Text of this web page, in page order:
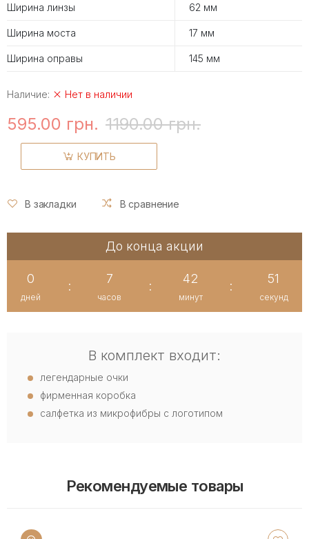
Ширина линзы 62 мм
Ширина моста 17 мм
Ширина оправы 145 мм
Наличие: Нет в наличии
595.00 грн. 1190.00 грн.
КУПИТЬ
В закладки В сравнение
До конца акции
0
дней
:
7
часов
:
42
минут
:
50
секунд
В комплект входит:
легендарные очки
фирменная коробка
салфетка из микрофибры с логотипом
Рекомендуемые товары